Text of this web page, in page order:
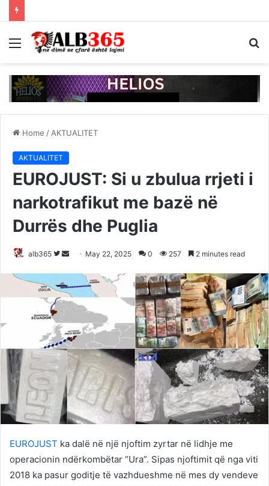
Menu
Home / AKTUALITET
AKTUALITET
EUROJUST: Si u zbulua rrjeti i
narkotrafikut me bazë në
Durrës dhe Puglia
alb365
Follow
Twitter
Send
email
May 22, 2025 0 257 2 minutes read
EUROJUST ka dalë në një njoftim zyrtar në lidhje me
operacionin ndërkombëtar “Ura”. Sipas njoftimit që nga viti
2018 ka pasur goditje të vazhdueshme në mes dy vendeve